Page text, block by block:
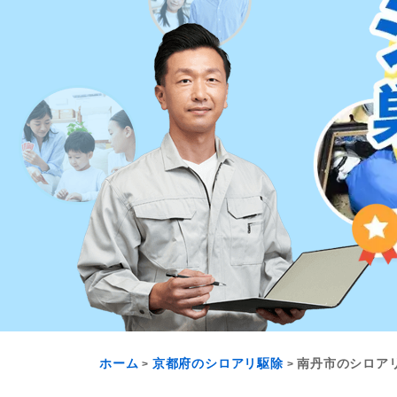
ホーム > 京都府のシロアリ駆除 >南丹市のシロア